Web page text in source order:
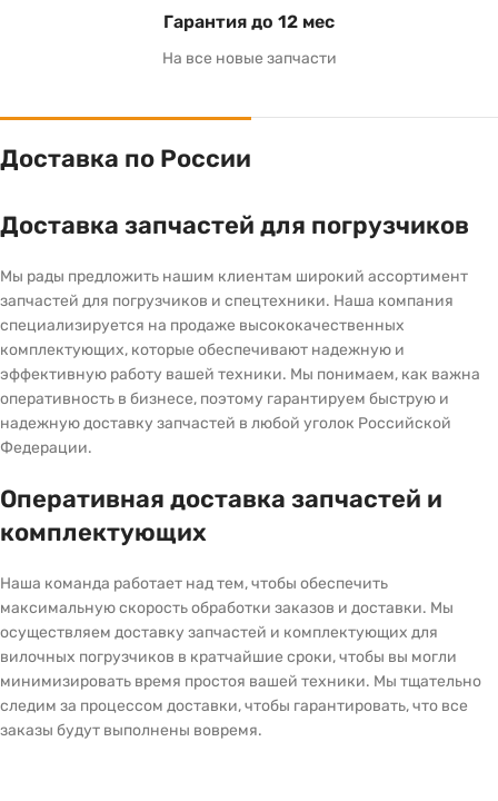
Гарантия до 12 мес
На все новые запчасти
Доставка по России
Доставка запчастей для погрузчиков
Мы рады предложить нашим клиентам широкий ассортимент
запчастей для погрузчиков и спецтехники. Наша компания
специализируется на продаже высококачественных
комплектующих, которые обеспечивают надежную и
эффективную работу вашей техники. Мы понимаем, как важна
оперативность в бизнесе, поэтому гарантируем быструю и
надежную доставку запчастей в любой уголок Российской
Федерации.
Оперативная доставка запчастей и
комплектующих
Наша команда работает над тем, чтобы обеспечить
максимальную скорость обработки заказов и доставки. Мы
осуществляем доставку запчастей и комплектующих для
вилочных погрузчиков в кратчайшие сроки, чтобы вы могли
минимизировать время простоя вашей техники. Мы тщательно
следим за процессом доставки, чтобы гарантировать, что все
заказы будут выполнены вовремя.